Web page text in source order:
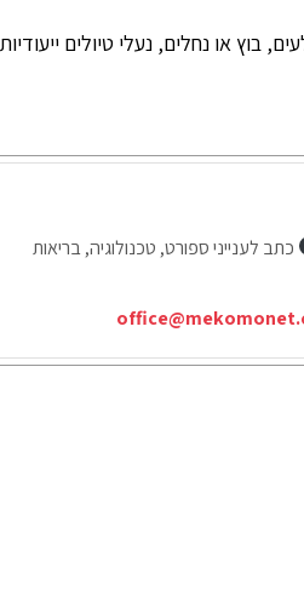
בוץ או נחלים, נעלי טיולים ייעודיות
כתב לענייני ספורט, טכנולוגיה, בריאות